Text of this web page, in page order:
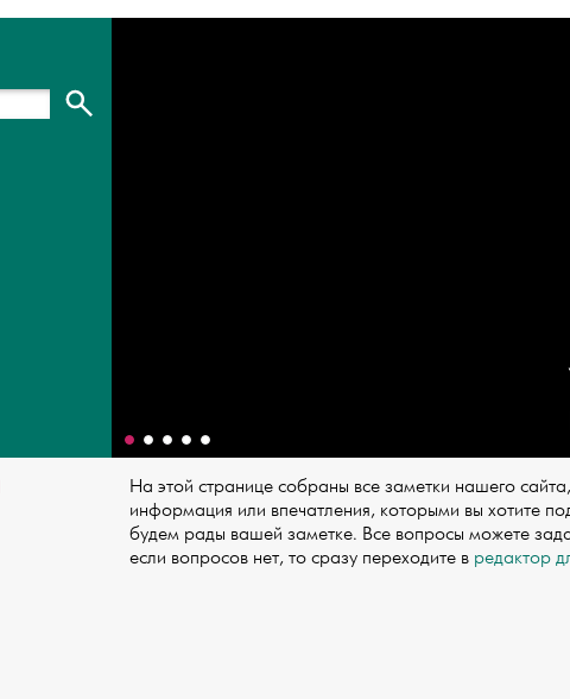
На этой странице собраны все заметки нашего
информация или впечатления, которыми вы хотите
будем рады вашей заметке. Все вопросы можете
если вопросов нет, то сразу переходите в редактор